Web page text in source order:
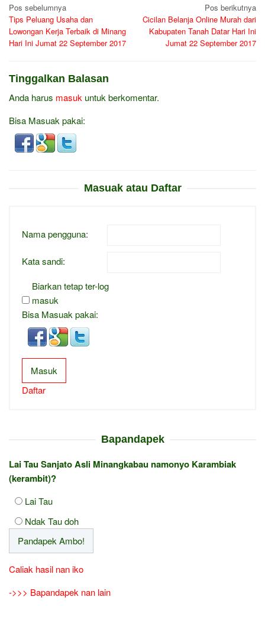
Navigasi
pos
Pos sebelumnya
Tips Peluang Usaha dan
Lowongan Kerja Terbaik di Minang
Hari Ini Jumat 22 September 2017
Pos berikutnya
Cicilan Belanja Online Murah dari
Kabupaten Tanah Datar Hari Ini
Jumat 22 September 2017
Tinggalkan Balasan
Anda harus masuk untuk berkomentar.
Bisa Masuak pakai:
Masuak atau Daftar
Nama pengguna:
Kata sandi:
Biarkan tetap ter-log
masuk
Bisa Masuak pakai:
Masuk
Daftar
Bapandapek
Lai Tau Sanjato Asli Minangkabau namonyo Karambiak
(kerambit)?
Lai Tau
Ndak Tau doh
Caliak hasil nan iko
->>> Bapandapek nan lain